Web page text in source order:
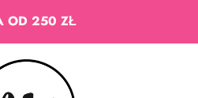
OD 250 ZŁ